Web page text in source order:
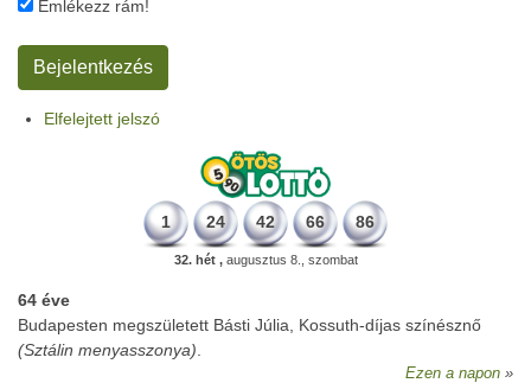
Emlékezz rám!
Elfelejtett jelszó
1 24 42 66 86
32. hét ,augusztus 8., szombat
64 éve
Budapesten megszületett Básti Júlia, Kossuth-díjas színésznő
(Sztálin menyasszonya)
Ezen a napon